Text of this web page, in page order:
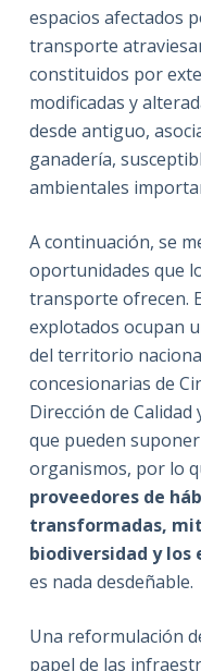
espacios afectados
transporte
constituidos por
modificadas y
desde antiguo,
ganadería,
ambientales
A continuación, se
oportunidades que
transporte ofrecen.
explotados ocupan
del territorio
concesionarias de
Dirección de
que pueden
organismos, por lo
proveedores de
transformadas,
biodiversidad y los
es nada desdeñable.
Una reformulación
papel de las